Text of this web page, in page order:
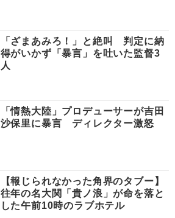
「ざまあみろ！」と絶叫 判定に納
得がいかず「暴言」を吐いた監督3
人
「情熱大陸」プロデューサーが吉田
沙保里に暴言 ディレクター激怒
【報じられなかった角界のタブー】
往年の名大関「貴ノ浪」が命を落と
した午前10時のラブホテル